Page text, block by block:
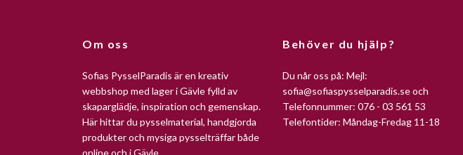
Om oss
Sofias PysselParadis är en kreativ
webbshop med lager i Gävle fylld av
skaparglädje, inspiration och gemenskap.
Här hittar du pysselmaterial, handgjorda
produkter och mysiga pysselträffar både
online och i Gävle.
Behöver du hjälp?
Du når oss på: Mejl:
sofia@sofiaspysselparadis.seoch
Telefonnummer: 076 - 03 561 53
Telefontider: Måndag-Fredag 11-18